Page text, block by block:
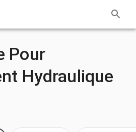
Pour
Hydraulique